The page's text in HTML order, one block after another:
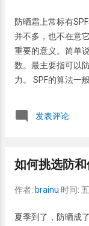
以导致胡萝卜血症
多种，因此有些人
样，正如出身不一
防晒霜上常标有
并不多，也不在意
重要的意义。简单
数。最主要指可以
力。 SPF的算法一
实这些都不重要，
就行了。如何挑选
念，指检验防晒霜
间。常标为PA+，
发表评论
如何挑选防
作者: brainu 时间:
夏季到了，防晒成